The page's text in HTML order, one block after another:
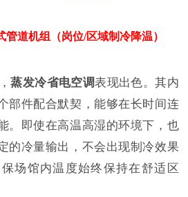
道机组（岗位/区域制冷降温）
蒸发冷省电空调表现出色。其内
部件配合默契，能够在长时间连
。即使在高温高湿的环境下，也
的冷量输出，不会出现制冷效果
场馆内温度始终保持在舒适区